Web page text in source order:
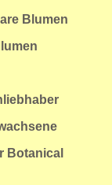
Blumen
Botanical